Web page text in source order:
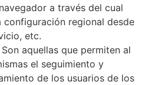
a través del cual
configuración regional desde
etc.
Son aquellas que permiten al
el seguimiento y
de los usuarios de los